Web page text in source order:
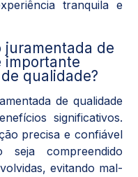
tranquila e
juramentada de
importante
qualidade?
de qualidade
significativos.
precisa e confiável
compreendido
evitando mal-